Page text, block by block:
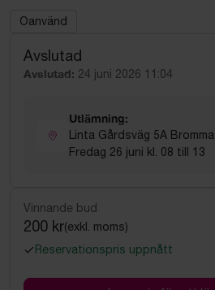
Oanvänd
Avslutad
Avslutad: 24 juni 2026 11:04
Utlämning:
Linta Gårdsväg 5A Bromma
Fredag 26 juni kl. 08 till 13
Vinnande bud
200 kr(exkl. moms)
Reservationspris uppnått